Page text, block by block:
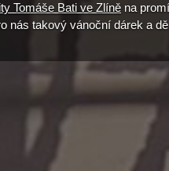
Tomáše Bati ve Zlíně na
nás takový vánoční dárek a